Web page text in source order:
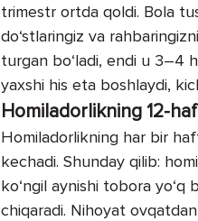
trimestr ortda qoldi. Bola
do‘stlaringiz va
turgan bo‘ladi, endi u 3–4
yaxshi his eta boshlaydi,
Homiladorlikning 12-
Homiladorlikning har bir
kechadi. Shunday qilib:
ko‘ngil aynishi tobora yo‘q
chiqaradi. Nihoyat